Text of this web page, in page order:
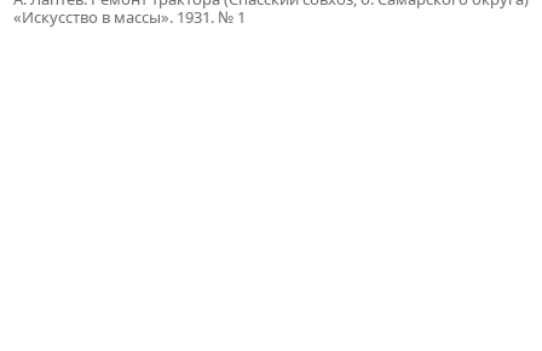
«Искусство в массы». 1931. № 1